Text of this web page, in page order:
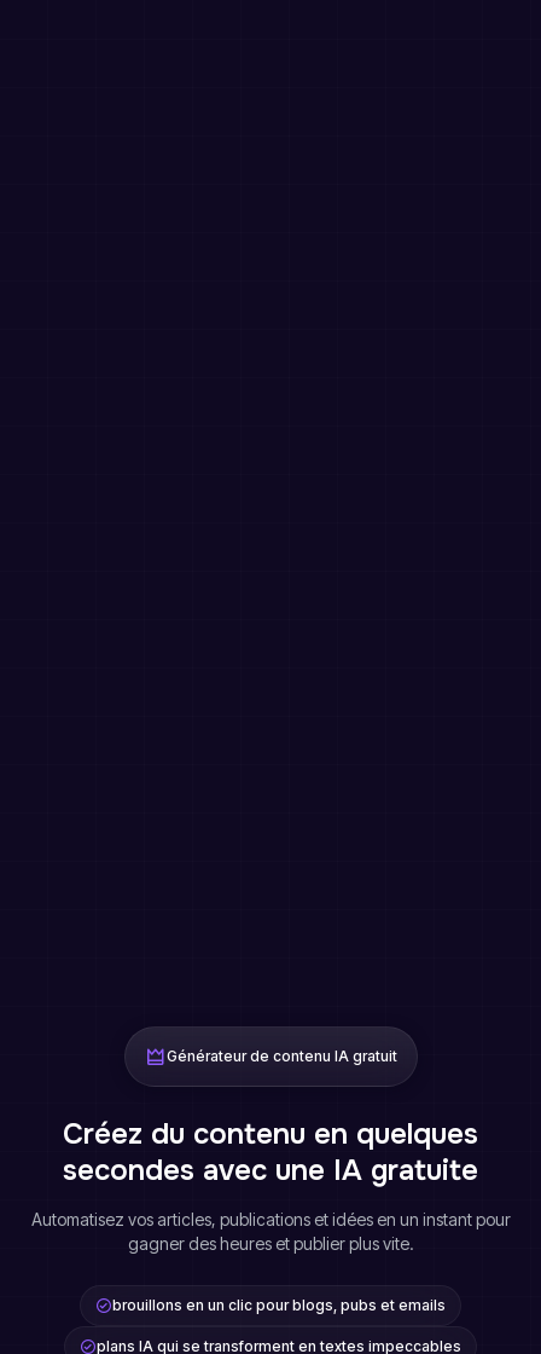
Générateur de contenu IA gratuit
Créez du contenu en quelques
secondes avec une IA gratuite
Automatisez vos articles, publications et idées en un instant pour
gagner des heures et publier plus vite.
brouillons en un clic pour blogs, pubs et emails
plans IA qui se transforment en textes impeccables